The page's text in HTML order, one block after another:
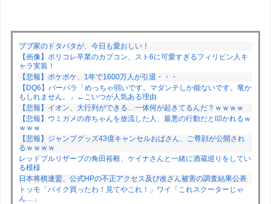
ブブ家のドタバタが、今日も愛おしい！
【画像】ポリコレ卒業のカプコン、スト6に可愛すぎるフィリピン人キ
ャラ実装！
【悲報】ポケポケ、1年で1600万人が引退・・・
【DQ6】バーバラ「めっちゃ弱いです。マダンテしか能ないです。竜か
もしれません。」←こいつが人気ある理由
【悲報】イオン、大行列ができる…一体何が起きてるんだ？ｗｗｗｗ
【悲報】ウミガメの赤ちゃんを放流した人、最悪の行動だと叩かれるｗ
ｗｗｗ
【悲報】ジャンプグッズ43億キャンセルおばさん、ご尊顔が公開され
るｗｗｗｗ
レッドブルリザーブの角田裕毅、ケイナさんと一緒に酒蔵巡りをしてい
る模様
日本将棋連盟、公式HPの不正アクセス及び改ざん被害の調査結果公表
トッモ「バイク買ったわ！見てやこれ！」ワイ「これスクーターじゃ
ん…」